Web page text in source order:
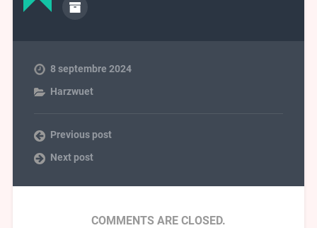
8 septembre 2024
Harzwuet
Previous post
Next post
COMMENTS ARE CLOSED.